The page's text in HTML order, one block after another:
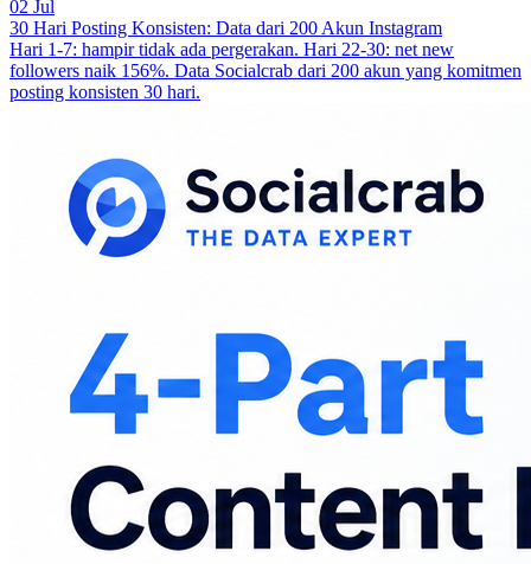
02 Jul
30 Hari Posting Konsisten: Data dari 200 Akun Instagram
Hari 1-7: hampir tidak ada pergerakan. Hari 22-30: net new
followers naik 156%. Data Socialcrab dari 200 akun yang komitmen
posting konsisten 30 hari.